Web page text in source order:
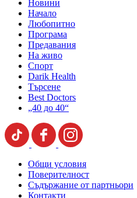
Новини
Начало
Любопитно
Програма
Предавания
На живо
Спорт
Darik Health
Търсене
Best Doctors
„40 до 40“
Общи условия
Поверителност
Съдържание от партньори
Контакти